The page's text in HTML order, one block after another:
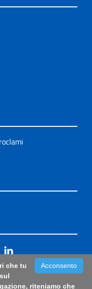
di prima istanza per
Acconsento
che tu
riteniamo che